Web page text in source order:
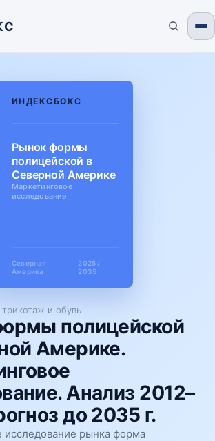
и обувь
полицейской
Америке.
Анализ 2012–
до 2035 г.
исследование рынка форма
ИНДЕКСБОКС
Рынок формы
полицейской в
Северной Америке
Маркетинговое
исследование
Северная
Америка
2025 /
2035